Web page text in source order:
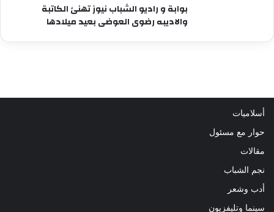
بوابة و راديو الشباب نيوز تهنئ الكاتبة
والاديبه رضوى العوضى بعيد ميلادها
أسلاميات
حوار مع مسئول
مقالات
نجم الشباب
أدب وشعر
سينما وتليفزيون